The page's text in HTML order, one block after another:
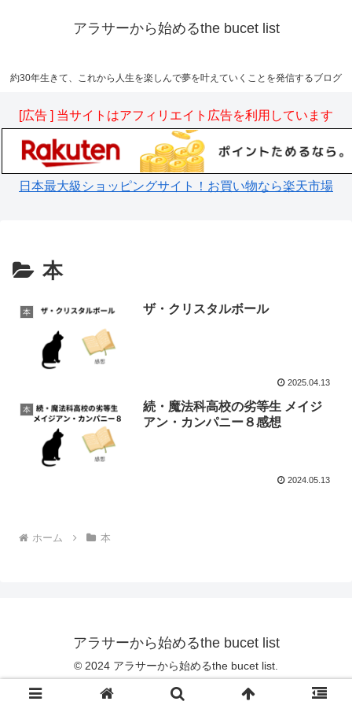
アラサーから始めるthe bucet list
約30年生きて、これから人生を楽しんで夢を叶えていくことを発信するブログ
[広告 ] 当サイトはアフィリエイト広告を利用しています
日本最大級ショッピングサイト！お買い物なら楽天市場
本
本 ザ・クリスタルボール
2025.04.13
本
続・魔法科高校の劣等生 メイジ
アン・カンパニー８感想
2024.05.13
ホーム 本
アラサーから始めるthe bucet list
© 2024 アラサーから始めるthe bucet list.